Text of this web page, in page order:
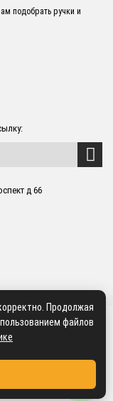
подобрать ручки и
д 66
Продолжая
файлов